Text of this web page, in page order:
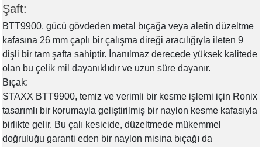
Şaft:
BTT9900, gücü gövdeden metal bıçağa veya aletin düzeltme
kafasına 26 mm çaplı bir çalışma direği aracılığıyla ileten 9
dişli bir tam şafta sahiptir. İnanılmaz derecede yüksek kalitede
olan bu çelik mil dayanıklıdır ve uzun süre dayanır.
Bıçak:
STAXX BTT9900, temiz ve verimli bir kesme işlemi için Ronix
tasarımlı bir korumayla geliştirilmiş bir naylon kesme kafasıyla
birlikte gelir. Bu çalı kesicide, düzeltmede mükemmel
doğruluğu garanti eden bir naylon misina bıçağı da